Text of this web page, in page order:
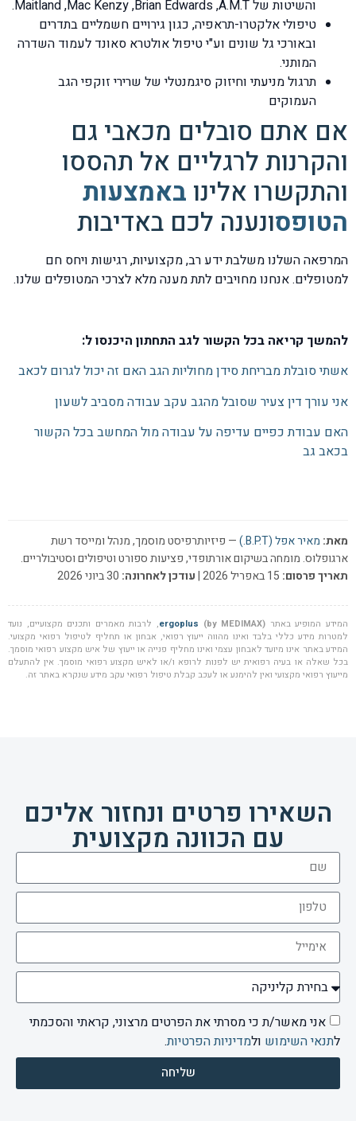
והשיטות של Maitland ,Mac Kenzy ,Brian Edwards ,A.M.T.
טיפולי אלקטרו-תראפיה, כגון גירויים חשמליים בתדרים
ובאורכי גל שונים וע"י טיפול אולטרא סאונד לעמוד השדרה
המותני.
תרגול מניעתי וחיזוק סיגמנטלי של שרירי זוקפי הגב
העמוקים
אם אתם סובלים מכאבי גם
והקרנות לרגליים אל תהססו
והתקשרו אלינו באמצעות
הטופסונענה לכם באדיבות
המרפאה השלנו משלבת ידע רב, מקצועיות, רגישות ויחס חם
למטופלים. אנחנו מחויבים לתת מענה מלא לצרכי המטופלים שלנו.
להמשך קריאה בכל הקשור לגב התחתון היכנסו ל:
אשתי סובלת מבריחת סידן מחוליות הגב האם זה יכול לגרום לכאב
אני עורך דין צעיר שסובל מהגב עקב עבודה מסביב לשעון
האם עבודת כפיים עדיפה על עבודה מול המחשב בכל הקשור
בכאב גב
מאת: מאיר אפל (B.P.T.)
— פיזיותרפיסט מוסמך, מנהל ומייסד רשת
ארגופלוס. מומחה בשיקום אורתופדי, פציעות ספורט וטיפולים וסטיבולריים.
תאריך פרסום:
עודכן לאחרונה:
המידע המופיע באתר ergoplus (by MEDIMAX)
, לרבות מאמרים ותכנים מקצועיים, נועד
למטרות מידע כללי בלבד ואינו מהווה ייעוץ רפואי, אבחון או תחליף לטיפול רפואי מקצועי.
המידע באתר אינו מיועד לאבחון עצמי ואינו מחליף פנייה או ייעוץ של איש מקצוע רפואי מוסמך.
בכל שאלה או בעיה רפואית יש לפנות לרופא ו/או לאיש מקצוע רפואי מוסמך. אין להתעלם
מייעוץ רפואי מקצועי ואין להימנע או לעכב קבלת טיפול רפואי עקב מידע שנקרא באתר זה.
השאירו פרטים ונחזור אליכם
עם הכוונה מקצועית
אני מאשר/ת כי מסרתי את הפרטים מרצוני, קראתי והסכמתי
לתנאי השימוש ולמדיניות הפרטיות.
שליחה